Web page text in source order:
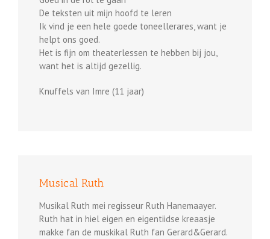
De teksten uit mijn hoofd te leren
Ik vind je een hele goede toneellerares, want je
helpt ons goed.
Het is fijn om theaterlessen te hebben bij jou,
want het is altijd gezellig.
Knuffels van Imre (11 jaar)
Musical Ruth
Musikal Ruth mei regisseur Ruth Hanemaayer.
Ruth hat in hiel eigen en eigentiidse kreaasje
makke fan de muskikal Ruth fan Gerard&Gerard.